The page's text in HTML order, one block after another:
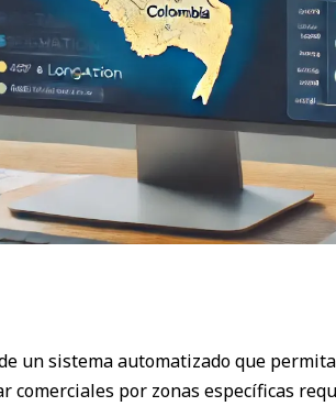
un sistema automatizado que
comerciales por zonas específicas